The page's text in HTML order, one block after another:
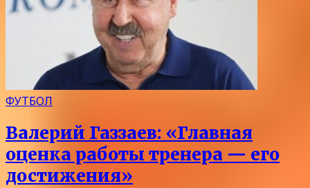
ФУТБОЛ
Валерий Газзаев: «Главная
оценка работы тренера — его
достижения»